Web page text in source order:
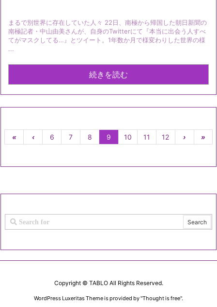
まるで別世界に存在していた人々 22日、南極から帰国した朝日新聞の
南極記者・中山由美さんが、自身のTwitterにて『本当に出会う人すべ
てがマスクしてる…』とツイート。1年数か月で様変わりした世界の様
...
続きを読む
« ‹ 6 7 8 9 10 11 12 › »
Copyright © TABLOAll Rights Reserved.
WordPress Luxeritas Theme is provided by "Thought is free".